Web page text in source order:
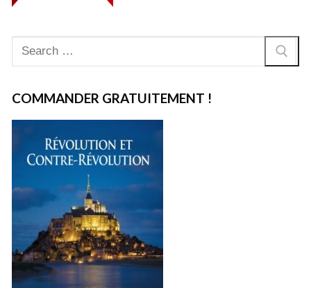
Rechercher
:
COMMANDER GRATUITEMENT !